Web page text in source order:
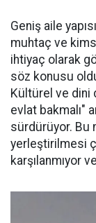
Geniş aile
muhtaç ve
ihtiyaç olarak
söz konusu
Kültürel ve dini
evlat bakmalı"
sürdürüyor. Bu
yerleştirilmesi
karşılanmıyor